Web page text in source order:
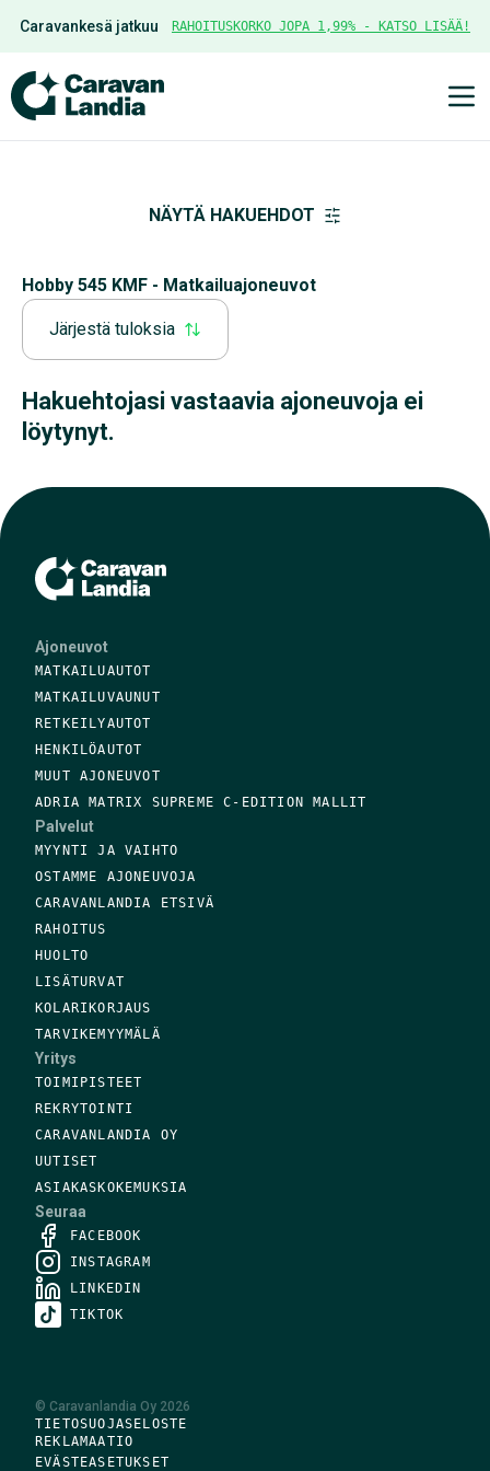
Caravankesä jatkuu RAHOITUSKORKO JOPA 1,99% - KATSO LISÄÄ!
NÄYTÄ HAKUEHDOT
Hobby 545 KMF - Matkailuajoneuvot
Järjestä tuloksia
Hakuehtojasi vastaavia ajoneuvoja ei
löytynyt.
Ajoneuvot
MATKAILUAUTOT
MATKAILUVAUNUT
RETKEILYAUTOT
HENKILÖAUTOT
MUUT AJONEUVOT
ADRIA MATRIX SUPREME C-EDITION MALLIT
Palvelut
MYYNTI JA VAIHTO
OSTAMME AJONEUVOJA
CARAVANLANDIA ETSIVÄ
RAHOITUS
HUOLTO
LISÄTURVAT
KOLARIKORJAUS
TARVIKEMYYMÄLÄ
Yritys
TOIMIPISTEET
REKRYTOINTI
CARAVANLANDIA OY
UUTISET
ASIAKASKOKEMUKSIA
Seuraa
FACEBOOK
INSTAGRAM
LINKEDIN
TIKTOK
© Caravanlandia Oy 2026
TIETOSUOJASELOSTE
REKLAMAATIO
EVÄSTEASETUKSET